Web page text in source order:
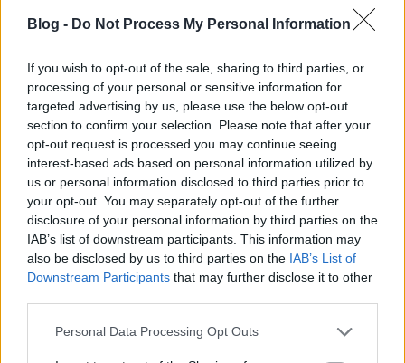
Blog - Do Not Process My Personal Information
If you wish to opt-out of the sale, sharing to third parties, or
processing of your personal or sensitive information for
targeted advertising by us, please use the below opt-out
section to confirm your selection. Please note that after your
opt-out request is processed you may continue seeing
interest-based ads based on personal information utilized by
us or personal information disclosed to third parties prior to
your opt-out. You may separately opt-out of the further
disclosure of your personal information by third parties on the
IAB’s list of downstream participants. This information may
also be disclosed by us to third parties on the IAB’s List of
Downstream Participants that may further disclose it to other
Please note that this website/app uses one or more Google
Personal Data Processing Opt Outs
szűkített 12 számra. „Nem a tökéletesen szóló
zenéket kerestem, hanem a zenéket, amiktől érzek, a
zenéket, amiket érzek. Ha zúg, vagy valamit nem esik
jól hallgatni, esetleg untatnak a reverse loopok –
ezeknek mind jelentése van. A cél nem egy könnyen
élvezhető album elkészítése volt, inkább a saját
igényeimet szerettem volna kielégíteni. Ettől
függetlenül én a popzenék közé sorolnám az
albumom, még ha szövegében erősen
antikapitalista is” – mondja TAT, aki a
legantikapitalistább trekkre, aVakondokra („Nem
veszed észre? Minden multi szemét / Nem veszek
semmit, mégis körülvesz a szemét”) egy
bevásárlóközpontban forgatott egysnittes klipet.